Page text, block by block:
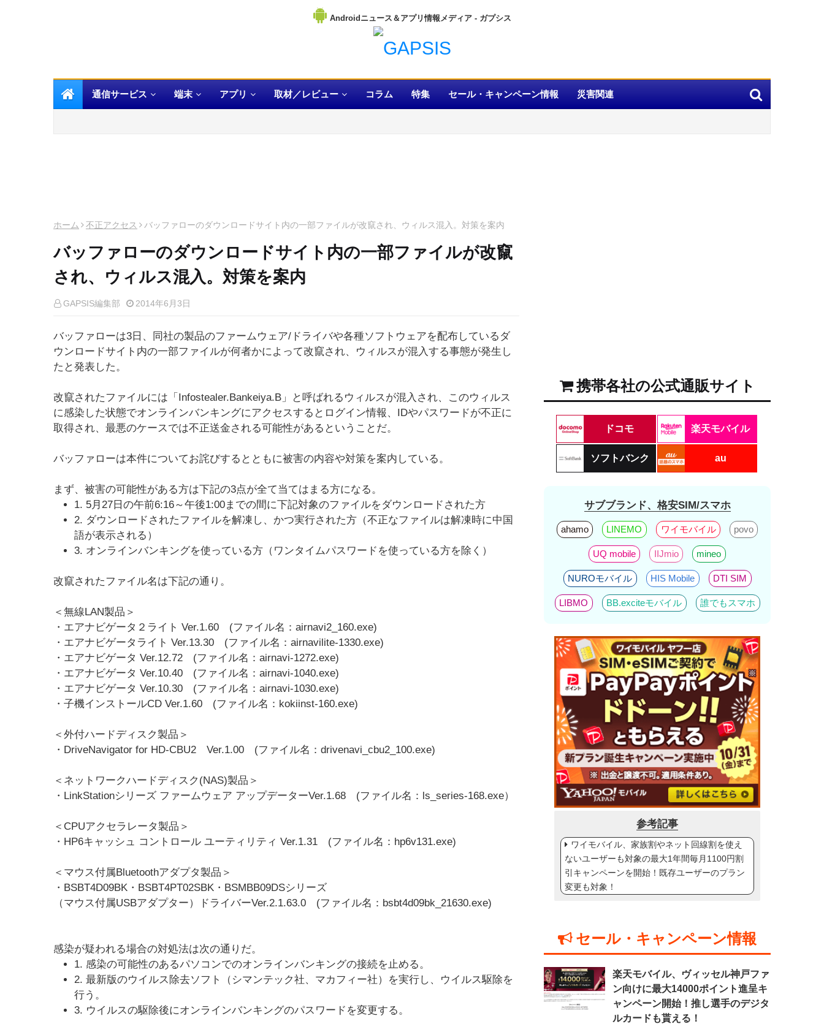
Androidニュース＆アプリ情報メディア
通信サービス 端末 アプリ 取材／レビュー コラム 特集 セール・キャンペーン情報 災害関連
ホーム 不正アクセス バッファローのダウンロードサイト内の一部ファイルが改竄され、ウィルス混入。対策を案内
バッファローのダウンロードサイト内の一部ファイルが改竄
され、ウィルス混入。対策を案内
GAPSIS編集部 2014年6月3日
バッファローは3日、同社の製品のファームウェア/ドライバや各種ソフトウェアを配布しているダ
ウンロードサイト内の一部ファイルが何者かによって改竄され、ウィルスが混入する事態が発生し
たと発表した。
改竄されたファイルには「Infostealer.Bankeiya.B」と呼ばれるウィルスが混入され、このウィルス
に感染した状態でオンラインバンキングにアクセスするとログイン情報、IDやパスワードが不正に
取得され、最悪のケースでは不正送金される可能性があるということだ。
バッファローは本件についてお詫びするとともに被害の内容や対策を案内している。
まず、被害の可能性がある方は下記の3点が全て当てはまる方になる。
1. 5月27日の午前6:16～午後1:00までの間に下記対象のファイルをダウンロードされた方
2. ダウンロードされたファイルを解凍し、かつ実行された方（不正なファイルは解凍時に中国
語が表示される）
3. オンラインバンキングを使っている方（ワンタイムパスワードを使っている方を除く）
改竄されたファイル名は下記の通り。
＜無線LAN製品＞
・エアナビゲータ２ライト Ver.1.60 (ファイル名：airnavi2_160.exe)
・エアナビゲータライト Ver.13.30 (ファイル名：airnavilite-1330.exe)
・エアナビゲータ Ver.12.72 (ファイル名：airnavi-1272.exe)
・エアナビゲータ Ver.10.40 (ファイル名：airnavi-1040.exe)
・エアナビゲータ Ver.10.30 (ファイル名：airnavi-1030.exe)
・子機インストールCD Ver.1.60 (ファイル名：kokiinst-160.exe)
＜外付ハードディスク製品＞
・DriveNavigator for HD-CBU2 Ver.1.00 (ファイル名：drivenavi_cbu2_100.exe)
＜ネットワークハードディスク(NAS)製品＞
・LinkStationシリーズ ファームウェア アップデーターVer.1.68 (ファイル名：ls_series-168.exe）
＜CPUアクセラレータ製品＞
・HP6キャッシュ コントロール ユーティリティ Ver.1.31 (ファイル名：hp6v131.exe)
＜マウス付属Bluetoothアダプタ製品＞
・BSBT4D09BK・BSBT4PT02SBK・BSMBB09DSシリーズ
（マウス付属USBアダプター）ドライバーVer.2.1.63.0 (ファイル名：bsbt4d09bk_21630.exe)
感染が疑われる場合の対処法は次の通りだ。
1. 感染の可能性のあるパソコンでのオンラインバンキングの接続を止める。
2. 最新版のウイルス除去ソフト（シマンテック社、マカフィー社）を実行し、ウイルス駆除を
行う。
3. ウイルスの駆除後にオンラインバンキングのパスワードを変更する。
携帯各社の公式通販サイト
ドコモ 楽天モバイル
ソフトバンク au
サブブランド、格安SIM/スマホ
ahamo LINEMO ワイモバイル povo
UQ mobile IIJmio mineo
NUROモバイル HIS Mobile DTI SIM
LIBMO BB.exciteモバイル 誰でもスマホ
参考記事
ワイモバイル、家族割やネット回線割を使え
ないユーザーも対象の最大1年間毎月1100円割
引キャンペーンを開始！既存ユーザーのプラン
変更も対象！
セール・キャンペーン情報
楽天モバイル、ヴィッセル神戸ファ
ン向けに最大14000ポイント進呈キ
ャンペーン開始！推し選手のデジタ
ルカードも貰える！